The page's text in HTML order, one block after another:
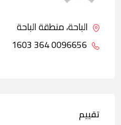
الباحة، منطقة الباحة
تقييم